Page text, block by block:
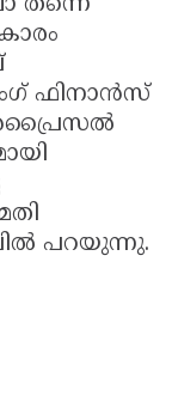
തന്നെ
ഫിനാൻസ്
അപ്രൈസൽ
പറയുന്നു.